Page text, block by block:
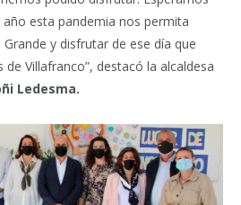
esta pandemia nos permita
y disfrutar de ese día que
Villafranco”, destacó la alcaldesa
Ledesma.